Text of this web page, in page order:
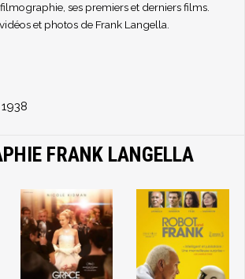
ses premiers et derniers films.
et photos de Frank Langella.
FRANK LANGELLA